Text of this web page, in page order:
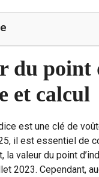
du point
et calcul
est une clé de
il est essentiel de
la valeur du point
2023. Cependant,